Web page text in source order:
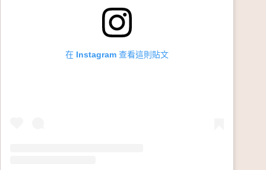
在 Instagram 查看這則貼文